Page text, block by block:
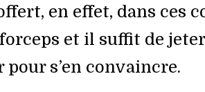
en effet, dans ces
et il suffit de
s’en convaincre.